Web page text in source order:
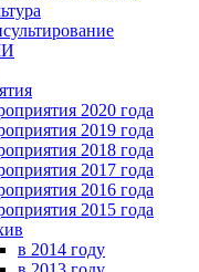
2020 года
2019 года
2018 годa
2017 года
2016 года
2015 года
в 2014 году